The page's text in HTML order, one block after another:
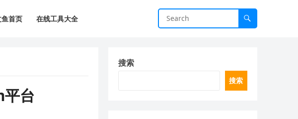
首页 在线工具大全
台
搜索
搜索